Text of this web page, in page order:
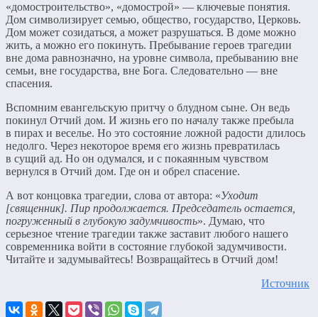
«домостроительство», «домострой» — ключевые понятия.
Дом символизирует семью, общество, государство, Церковь.
Дом может созидаться, а может разрушаться. В доме можно
жить, а можно его покинуть. Пребывание героев трагедии
вне дома равнозначно, на уровне символа, пребыванию вне
семьи, вне государства, вне Бога. Следовательно — вне
спасения.
Вспомним евангельскую притчу о блудном сыне. Он ведь
покинул Отчий дом. И жизнь его по началу также пребыла
в пирах и веселье. Но это состояние ложной радости длилось
недолго. Через некоторое время его жизнь превратилась
в сущий ад. Но он одумался, и с покаянным чувством
вернулся в Отчий дом. Где он и обрел спасение.
А вот концовка трагедии, слова от автора: «Уходит
[священник]. Пир продолжается. Председатель остается,
погруженный в глубокую задумчивость». Думаю, что
серьезное чтение трагедии также заставит любого нашего
современника войти в состояние глубокой задумчивости.
Читайте и задумывайтесь! Возвращайтесь в Отчий дом!
Источник